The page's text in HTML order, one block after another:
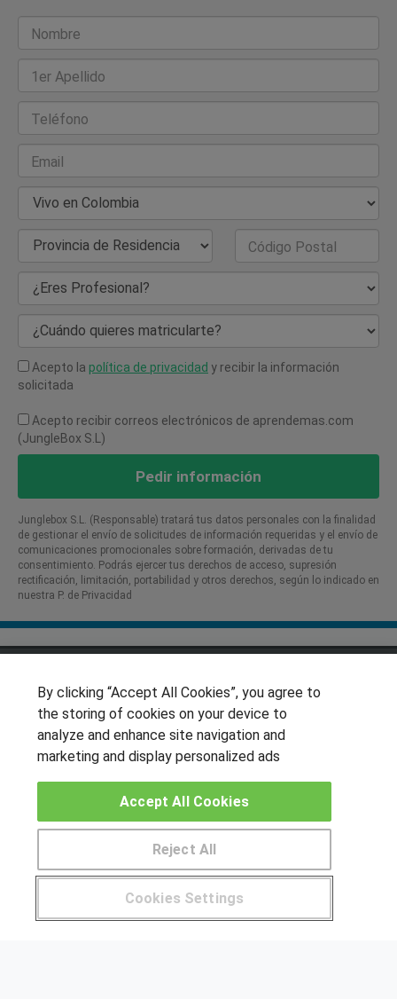
Nombre
1er Apellido
Teléfono
Email
País de Residencia
Provincia de Residencia Código Postal
¿Eres Profesional?
¿Cuándo quieres matricularte?
Acepto la política de privacidad y recibir la información
solicitada
Acepto recibir correos electrónicos de aprendemas.com
(JungleBox S.L)
Pedir información
Junglebox S.L. (Responsable) tratará tus datos personales con la finalidad
de gestionar el envío de solicitudes de información requeridas y el envío de
comunicaciones promocionales sobre formación, derivadas de tu
consentimiento. Podrás ejercer tus derechos de acceso, supresión
rectificación, limitación, portabilidad y otros derechos, según lo indicado en
nuestra P. de Privacidad​
Pide más información al centro
OTROS GRUPOS DE INTERES
Locos por las becas
Publicar cursos
By clicking “Accept All Cookies”, you agree to
the storing of cookies on your device to
analyze and enhance site navigation and
marketing and display personalized ads
Cookies Settings
Reject All
Accept All Cookies